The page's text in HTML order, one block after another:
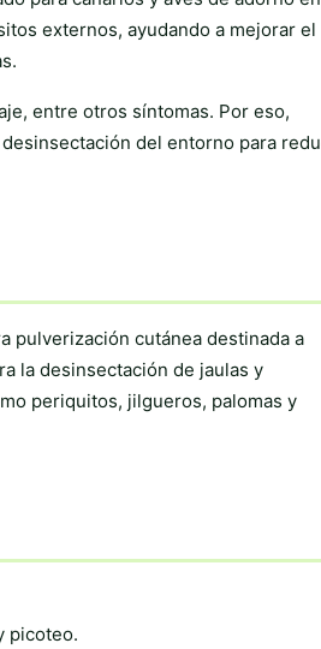
producto
externos, ayudando a mejorar el
entre otros síntomas. Por eso,
del entorno para
pulverización cutánea destinada a
la desinsectación de jaulas y
periquitos, jilgueros, palomas y
picoteo.